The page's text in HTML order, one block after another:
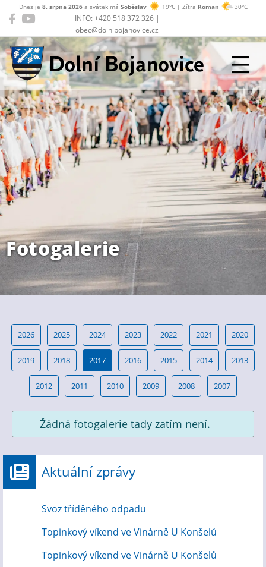
INFO: +420 518 372 326 |
obec@dolnibojanovice.cz
Dnes je 8. srpna 2026a svátek má Soběslav 19°C | Zítra Roman 30°C
Dolní Bojanovice
Fotogalerie
2026 2025 2024 2023 2022 2021 2020
2019 2018 2017 2016 2015 2014 2013
2012 2011 2010 2009 2008 2007
Žádná fotogalerie tady zatím není.
Aktuální zprávy
Svoz tříděného odpadu
Topinkový víkend ve Vinárně U Konšelů
Topinkový víkend ve Vinárně U Konšelů